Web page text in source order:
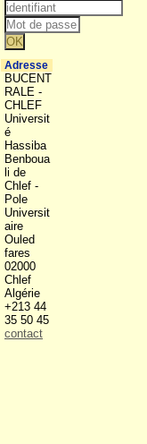
Adresse
BUCENT
RALE -
CHLEF
Universit
é
Hassiba
Benboua
li de
Chlef -
Pole
Universit
aire
Ouled
fares
02000
Chlef
Algérie
+213 44
35 50 45
contact